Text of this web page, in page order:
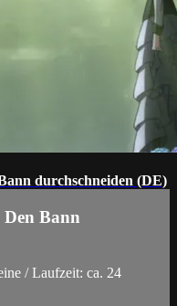
durchschneiden (DE)
Bann
/ Laufzeit: ca. 24